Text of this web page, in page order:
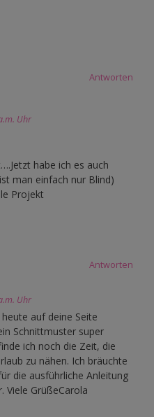
Antworten
Uhr
habe ich es auch
man einfach nur Blind)
Projekt
Antworten
Uhr
auf deine Seite
Schnittmuster super
ich noch die Zeit, die
zu nähen. Ich bräuchte
die ausführliche Anleitung
Viele GrüßeCarola